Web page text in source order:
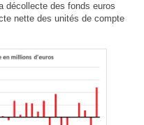
décollecte des fonds euros
nette des unités de compte